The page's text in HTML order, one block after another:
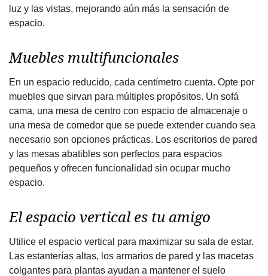
luz y las vistas, mejorando aún más la sensación de
espacio.
Muebles multifuncionales
En un espacio reducido, cada centímetro cuenta. Opte por
muebles que sirvan para múltiples propósitos. Un sofá
cama, una mesa de centro con espacio de almacenaje o
una mesa de comedor que se puede extender cuando sea
necesario son opciones prácticas. Los escritorios de pared
y las mesas abatibles son perfectos para espacios
pequeños y ofrecen funcionalidad sin ocupar mucho
espacio.
El espacio vertical es tu amigo
Utilice el espacio vertical para maximizar su sala de estar.
Las estanterías altas, los armarios de pared y las macetas
colgantes para plantas ayudan a mantener el suelo